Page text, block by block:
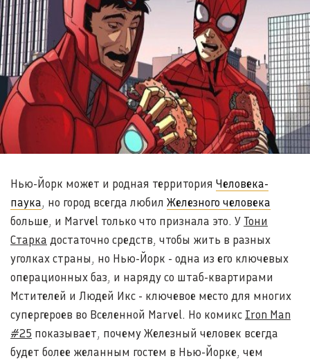
Нью-Йорк может и родная территория Человека-
паука, но город всегда любил Железного человека
больше, и Marvel только что признала это. У Тони
Старка достаточно средств, чтобы жить в разных
уголках страны, но Нью-Йорк - одна из его ключевых
операционных баз, и наряду со штаб-квартирами
Мстителей и Людей Икс - ключевое место для многих
супергероев во Вселенной Marvel. Но комикс Iron Man
#25 показывает, почему Железный человек всегда
будет более желанным гостем в Нью-Йорке, чем